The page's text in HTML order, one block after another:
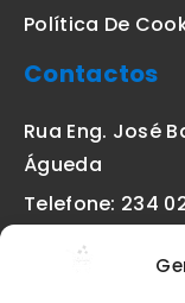
Política De
Contactos
Rua Eng. José
Águeda
Telefone: 234